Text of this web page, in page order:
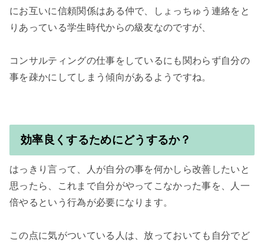
にお互いに信頼関係はある仲で、しょっちゅう連絡をと
りあっている学生時代からの級友なのですが、
コンサルティングの仕事をしているにも関わらず自分の
事を疎かにしてしまう傾向があるようですね。
効率良くするためにどうするか？
はっきり言って、人が自分の事を何かしら改善したいと
思ったら、これまで自分がやってこなかった事を、人一
倍やるという行為が必要になります。
この点に気がついている人は、放っておいても自分でど